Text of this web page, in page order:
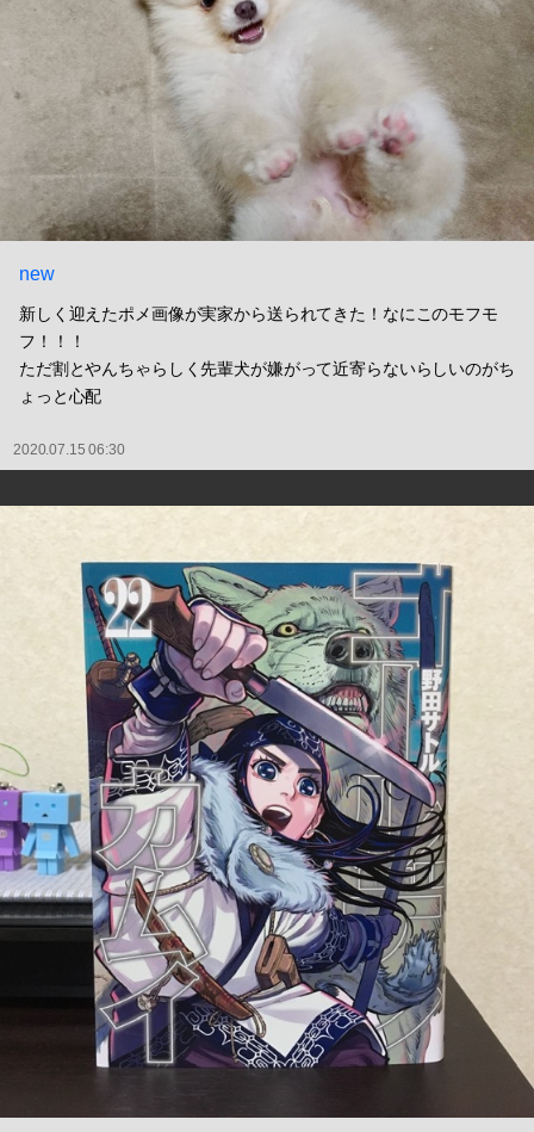
new
新しく迎えたポメ画像が実家から送られてきた！なにこのモフモ
フ！！！
ただ割とやんちゃらしく先輩犬が嫌がって近寄らないらしいのがち
ょっと心配
2020.07.15 06:30